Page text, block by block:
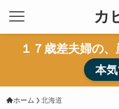
カ
１７歳差夫婦の
本
ホーム 北海道